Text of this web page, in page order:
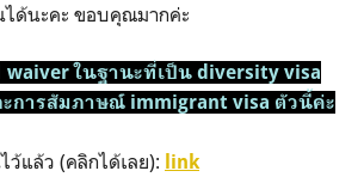
ได้นะคะ ขอบคุณมากค่ะ
ในฐานะที่เป็น diversity visa
การสัมภาษณ์ immigrant visa ตัวนี้ค่ะ
แล้ว (คลิกได้เลย): link